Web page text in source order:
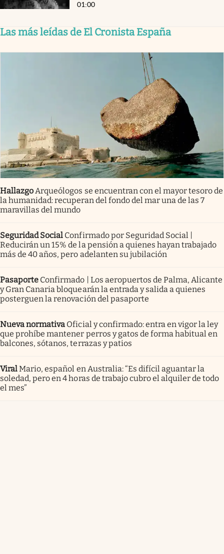
01:00
Las más leídas de El Cronista España
HallazgoArqueólogos se encuentran con el mayor tesoro de
la humanidad: recuperan del fondo del mar una de las 7
maravillas del mundo
Seguridad Social Confirmado por Seguridad Social |
Reducirán un 15% de la pensión a quienes hayan trabajado
más de 40 años, pero adelanten su jubilación
Pasaporte Confirmado | Los aeropuertos de Palma, Alicante
y Gran Canaria bloquearán la entrada y salida a quienes
posterguen la renovación del pasaporte
Nueva normativa Oficial y confirmado: entra en vigor la ley
que prohíbe mantener perros y gatos de forma habitual en
balcones, sótanos, terrazas y patios
ViralMario, español en Australia: “Es difícil aguantar la
soledad, pero en 4 horas de trabajo cubro el alquiler de todo
el mes”